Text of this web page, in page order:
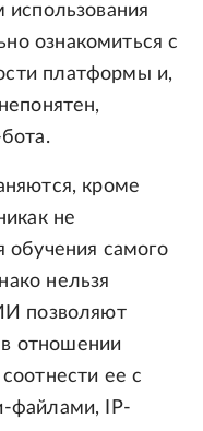
использования
ознакомиться с
платформы и,
кроме
не
обучения самого
нельзя
позволяют
отношении
ее с
файлами, IP-